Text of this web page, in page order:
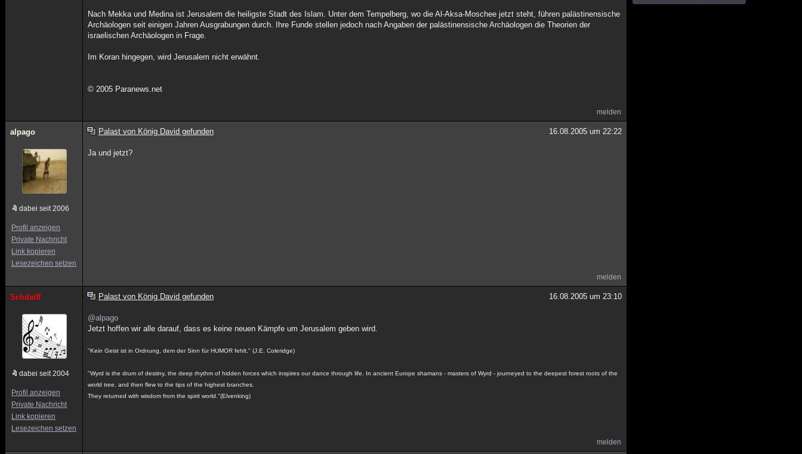
Nach Mekka und Medina ist Jerusalem die heiligste Stadt des Islam. Unter dem Tempelberg, wo die Al-Aksa-Moschee jetzt steht, führen palästinensische
Archäologen seit einigen Jahren Ausgrabungen durch. Ihre Funde stellen jedoch nach Angaben der palästinensische Archäologen die Theorien der
israelischen Archäologen in Frage.
Im Koran hingegen, wird Jerusalem nicht erwähnt.
© 2005 Paranews.net
melden
alpago
dabei seit 2006
Profil anzeigen
Private Nachricht
Link kopieren
Lesezeichen setzen
Palast von König David gefunden 16.08.2005 um 22:22
Ja und jetzt?
melden
Schdaiff
dabei seit 2004
Profil anzeigen
Private Nachricht
Link kopieren
Lesezeichen setzen
Palast von König David gefunden 16.08.2005 um 23:10
@alpago
Jetzt hoffen wir alle darauf, dass es keine neuen Kämpfe um Jerusalem geben wird.
"Kein Geist ist in Ordnung, dem der Sinn für HUMOR fehlt." (J.E. Coleridge)
"Wyrd is the drum of destiny, the deep rhythm of hidden forces which inspires our dance through life. In ancient Europe shamans - masters of Wyrd - journeyed to the deepest forest roots of the
world tree, and then flew to the tips of the highest branches.
They returned with wisdom from the spirit world."(Elvenking)
melden